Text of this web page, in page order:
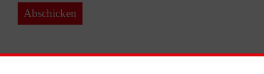
Abschicken